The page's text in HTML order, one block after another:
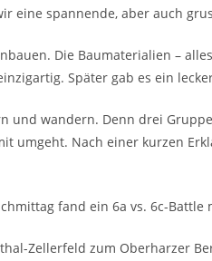
eine spannende, aber auch
Die Baumaterialien –
Später gab es ein
und wandern. Denn drei
umgeht. Nach einer kurzen
fand ein 6a vs. 6c-
Zellerfeld zum Oberharzer